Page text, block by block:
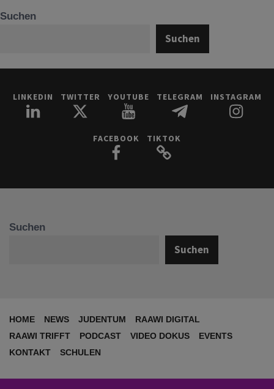
Suchen
Suchen
LINKEDIN TWITTER YOUTUBE TELEGRAM INSTAGRAM
FACEBOOK TIKTOK
Suchen
Suchen
HOME NEWS JUDENTUM
RAAWI DIGITAL
RAAWI TRIFFT
PODCAST VIDEO DOKUS
EVENTS
KONTAKT
SCHULEN